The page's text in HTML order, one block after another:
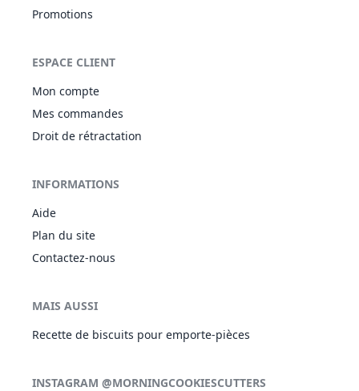
Promotions
ESPACE CLIENT
Mon compte
Mes commandes
Droit de rétractation
INFORMATIONS
Aide
Plan du site
Contactez-nous
MAIS AUSSI
Recette de biscuits pour emporte-pièces
INSTAGRAM @MORNINGCOOKIESCUTTERS